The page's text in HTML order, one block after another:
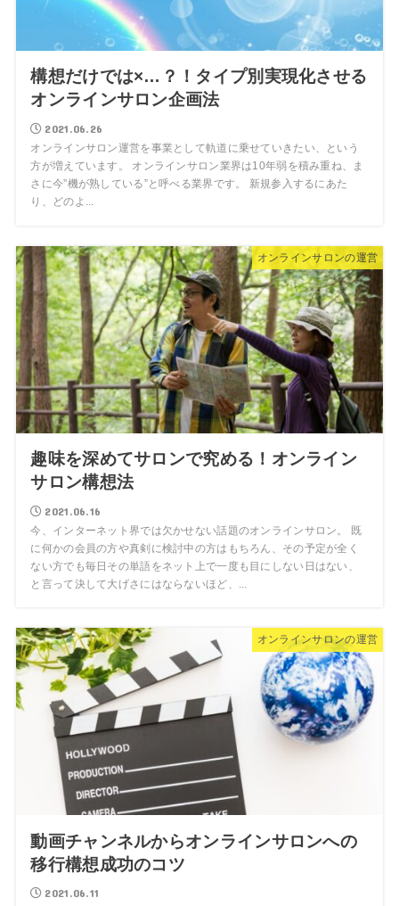
構想だけでは×…？！タイプ別実現化させる
オンラインサロン企画法
2021.06.26
オンラインサロン運営を事業として軌道に乗せていきたい、という
方が増えています。 オンラインサロン業界は10年弱を積み重ね、ま
さに今”機が熟している”と呼べる業界です。 新規参入するにあた
り、どのよ...
オンラインサロンの運営
趣味を深めてサロンで究める！オンライン
サロン構想法
2021.06.16
今、インターネット界では欠かせない話題のオンラインサロン。 既
に何かの会員の方や真剣に検討中の方はもちろん、その予定が全く
ない方でも毎日その単語をネット上で一度も目にしない日はない、
と言って決して大げさにはならないほど、...
オンラインサロンの運営
動画チャンネルからオンラインサロンへの
移行構想成功のコツ
2021.06.11